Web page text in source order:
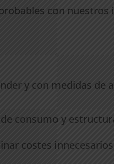
con nuestros
y con medidas de
consumo y
costes